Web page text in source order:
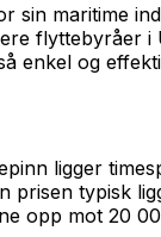
maritime
flyttebyråer
enkel og
ligger
typisk
opp mot 20